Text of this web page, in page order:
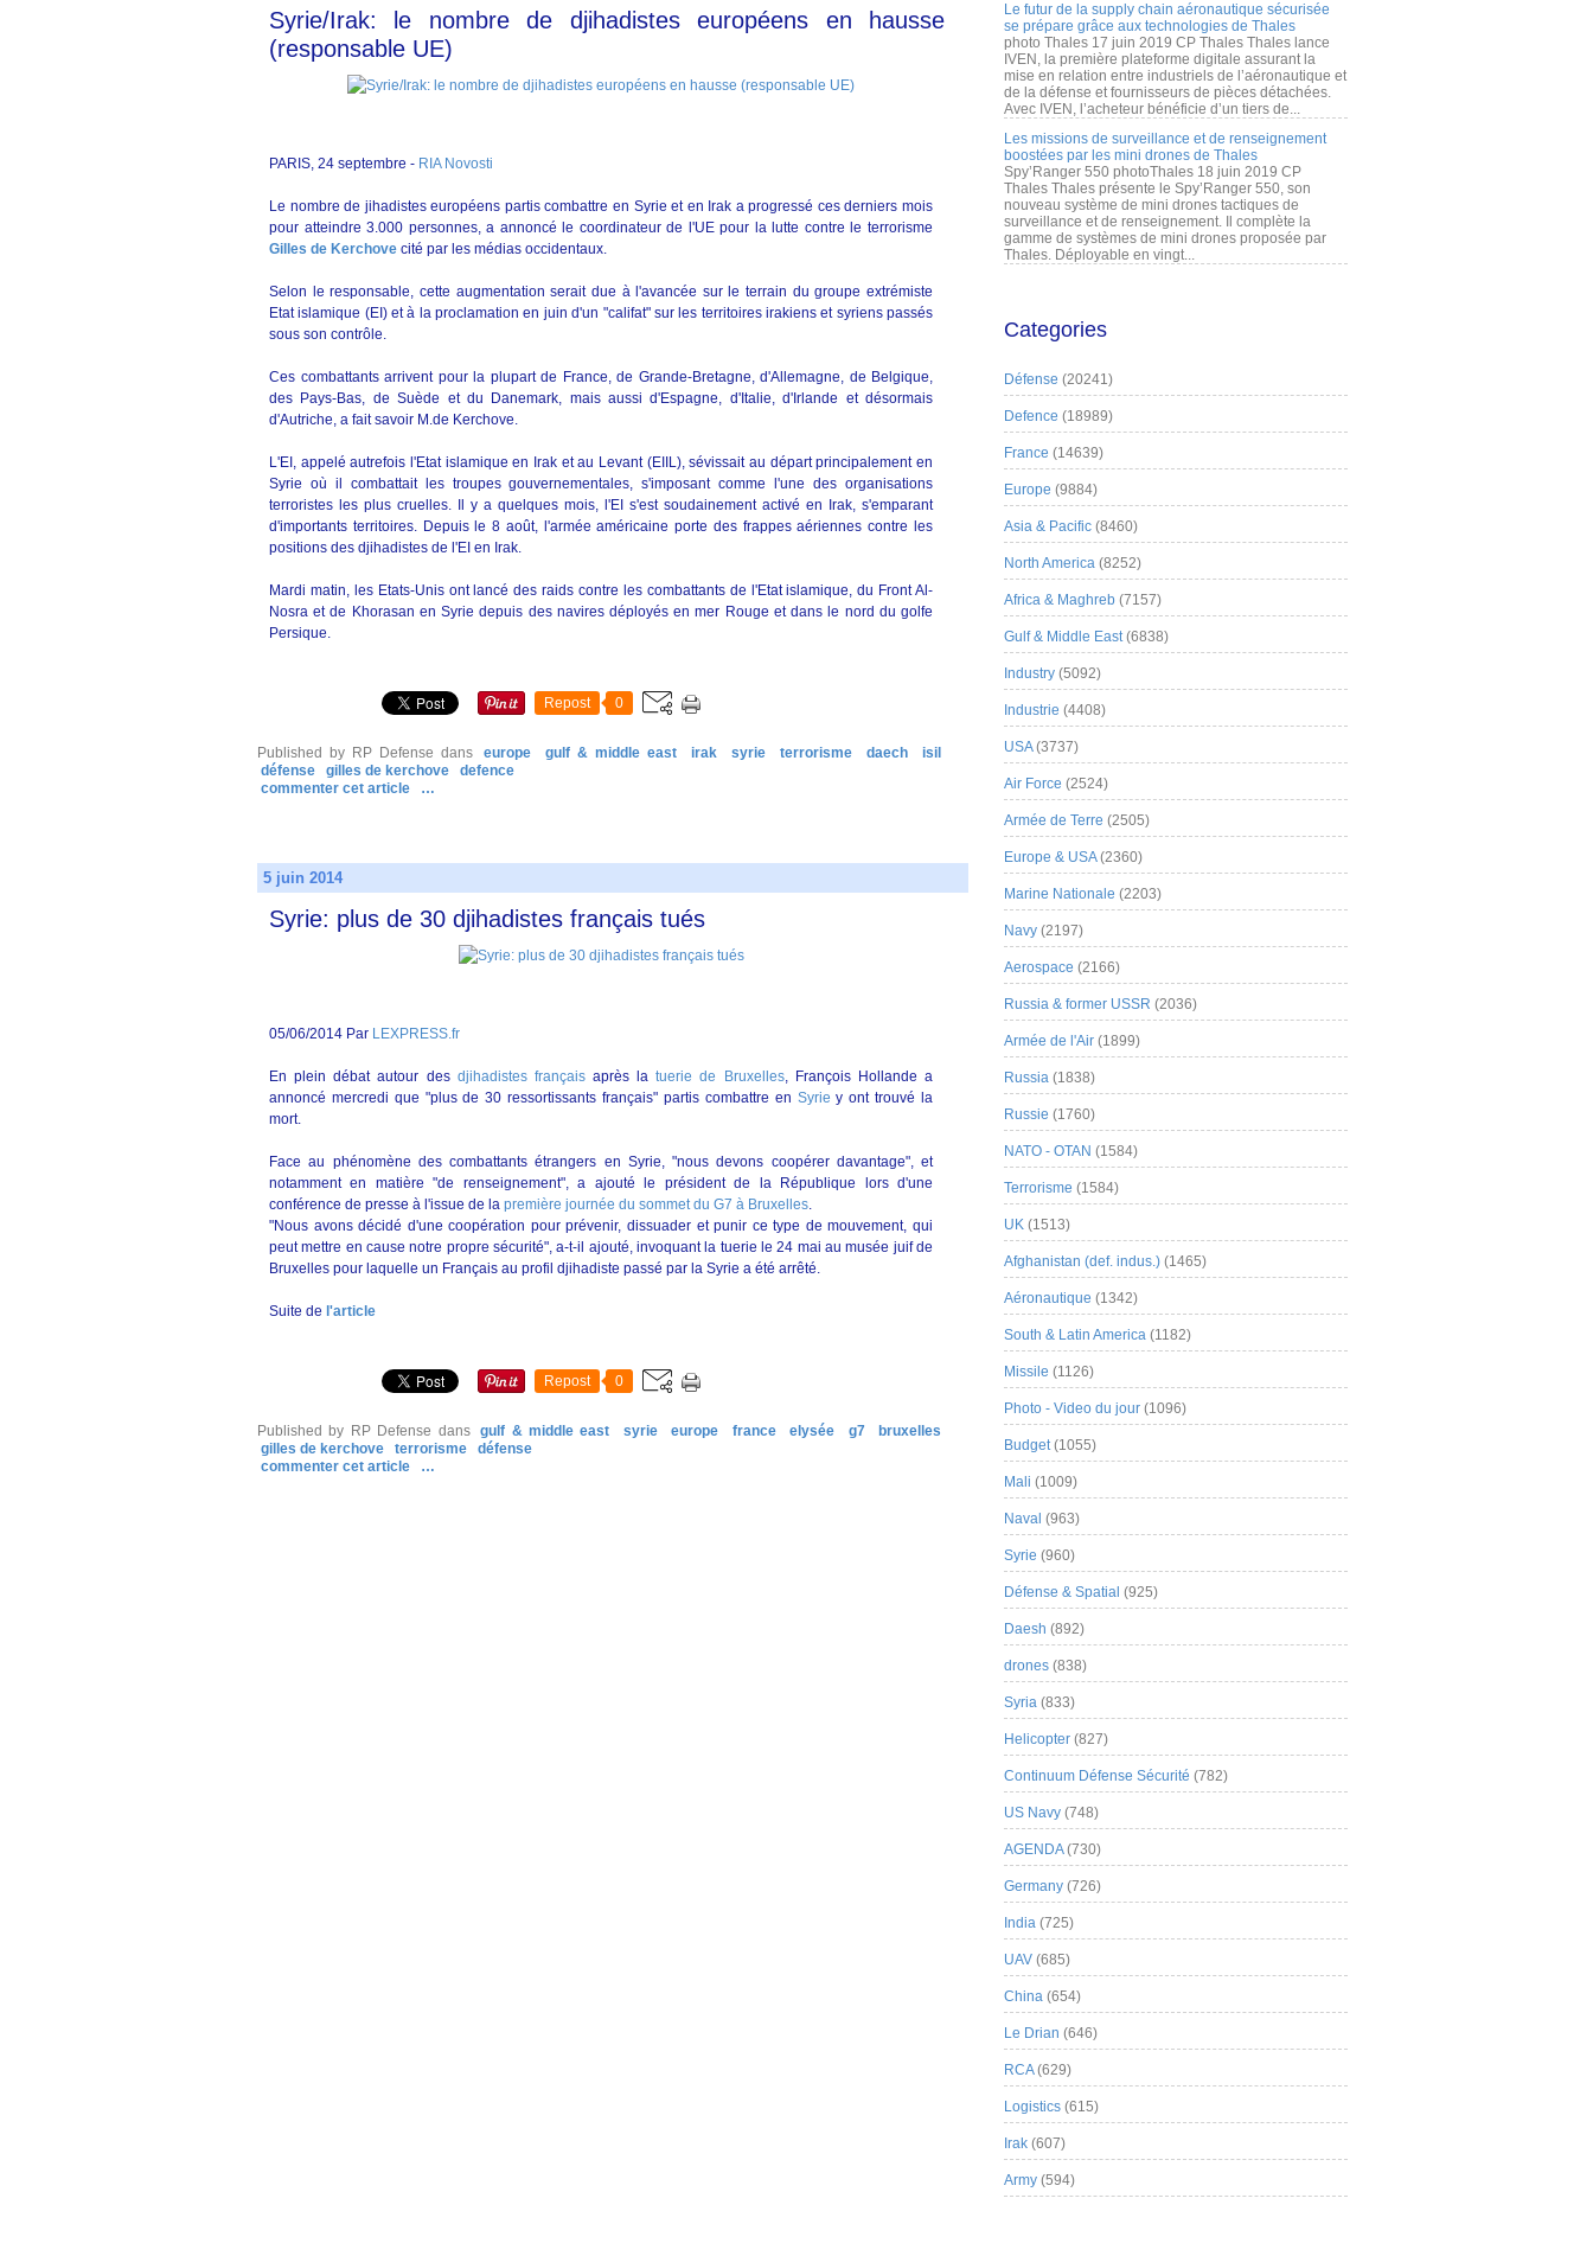
Syrie/Irak: le nombre de djihadistes européens en hausse
(responsable UE)
PARIS, 24 septembre - RIA Novosti
Le nombre de jihadistes européens partis combattre en Syrie et en Irak a progressé ces derniers mois
pour atteindre 3.000 personnes, a annoncé le coordinateur de l'UE pour la lutte contre le terrorisme
Gilles de Kerchove cité par les médias occidentaux.
Selon le responsable, cette augmentation serait due à l'avancée sur le terrain du groupe extrémiste
Etat islamique (EI) et à la proclamation en juin d'un "califat" sur les territoires irakiens et syriens passés
sous son contrôle.
Ces combattants arrivent pour la plupart de France, de Grande-Bretagne, d'Allemagne, de Belgique,
des Pays-Bas, de Suède et du Danemark, mais aussi d'Espagne, d'Italie, d'Irlande et désormais
d'Autriche, a fait savoir M.de Kerchove.
L'EI, appelé autrefois l'Etat islamique en Irak et au Levant (EIIL), sévissait au départ principalement en
Syrie où il combattait les troupes gouvernementales, s'imposant comme l'une des organisations
terroristes les plus cruelles. Il y a quelques mois, l'EI s'est soudainement activé en Irak, s'emparant
d'importants territoires. Depuis le 8 août, l'armée américaine porte des frappes aériennes contre les
positions des djihadistes de l'EI en Irak.
Mardi matin, les Etats-Unis ont lancé des raids contre les combattants de l'Etat islamique, du Front Al-
Nosra et de Khorasan en Syrie depuis des navires déployés en mer Rouge et dans le nord du golfe
Persique.
Repost 0
Published by RP Defense dans europe gulf & middle east irak syrie terrorisme daech
isil
défense
gilles de kerchove
defence
commenter cet article
…
5 juin 2014
Syrie: plus de 30 djihadistes français tués
05/06/2014 Par LEXPRESS.fr
En plein débat autour des djihadistes françaisaprès latuerie de Bruxelles, François Hollande a
annoncé mercredi que "plus de 30 ressortissants français" partis combattre en Syriey ont trouvé la
mort.
Face au phénomène des combattants étrangers en Syrie, "nous devons coopérer davantage", et
notamment en matière "de renseignement", a ajouté le président de la République lors d'une
conférence de presse à l'issue de la première journée du sommet du G7 à Bruxelles.
"Nous avons décidé d'une coopération pour prévenir, dissuader et punir ce type de mouvement, qui
peut mettre en cause notre propre sécurité", a-t-il ajouté, invoquant la tuerie le 24 mai au musée juif de
Bruxelles pour laquelle un Français au profil djihadiste passé par la Syrie a été arrêté.
Suite de l'article
Repost 0
Published by RP Defense dans gulf & middle east syrie europe france elysée g7
bruxelles
gilles de kerchove
terrorisme
défense
commenter cet article
…
Le futur de la supply chain aéronautique sécurisée
se prépare grâce aux technologies de Thales
photo Thales 17 juin 2019 CP Thales Thales lance
IVEN, la première plateforme digitale assurant la
mise en relation entre industriels de l’aéronautique et
de la défense et fournisseurs de pièces détachées.
Avec IVEN, l’acheteur bénéficie d’un tiers de...
Les missions de surveillance et de renseignement
boostées par les mini drones de Thales
Spy’Ranger 550 photoThales 18 juin 2019 CP
Thales Thales présente le Spy’Ranger 550, son
nouveau système de mini drones tactiques de
surveillance et de renseignement. Il complète la
gamme de systèmes de mini drones proposée par
Thales. Déployable en vingt...
Categories
Défense (20241)
Defence (18989)
France (14639)
Europe (9884)
Asia & Pacific (8460)
North America (8252)
Africa & Maghreb (7157)
Gulf & Middle East(6838)
Industry (5092)
Industrie (4408)
USA(3737)
Air Force (2524)
Armée de Terre (2505)
Europe & USA(2360)
Marine Nationale (2203)
Navy (2197)
Aerospace (2166)
Russia & former USSR (2036)
Armée de l'Air (1899)
Russia (1838)
Russie (1760)
NATO - OTAN (1584)
Terrorisme (1584)
UK (1513)
Afghanistan (def. indus.) (1465)
Aéronautique (1342)
South & Latin America (1182)
Missile (1126)
Photo - Video du jour (1096)
Budget(1055)
Mali (1009)
Naval (963)
Syrie (960)
Défense & Spatial (925)
Daesh (892)
drones (838)
Syria (833)
Helicopter (827)
Continuum Défense Sécurité (782)
US Navy (748)
AGENDA(730)
Germany (726)
India (725)
UAV (685)
China (654)
Le Drian (646)
RCA(629)
Logistics (615)
Irak (607)
Army (594)